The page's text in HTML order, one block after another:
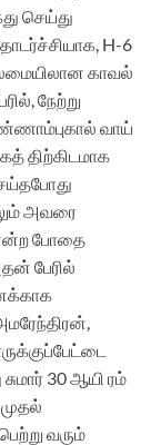
செய்து
H-6
காவல்
நேற்று
வாய்
திற்கிடமாக
அவரை
போதை
பேரில்
30 ஆயி ரம்
வரும்